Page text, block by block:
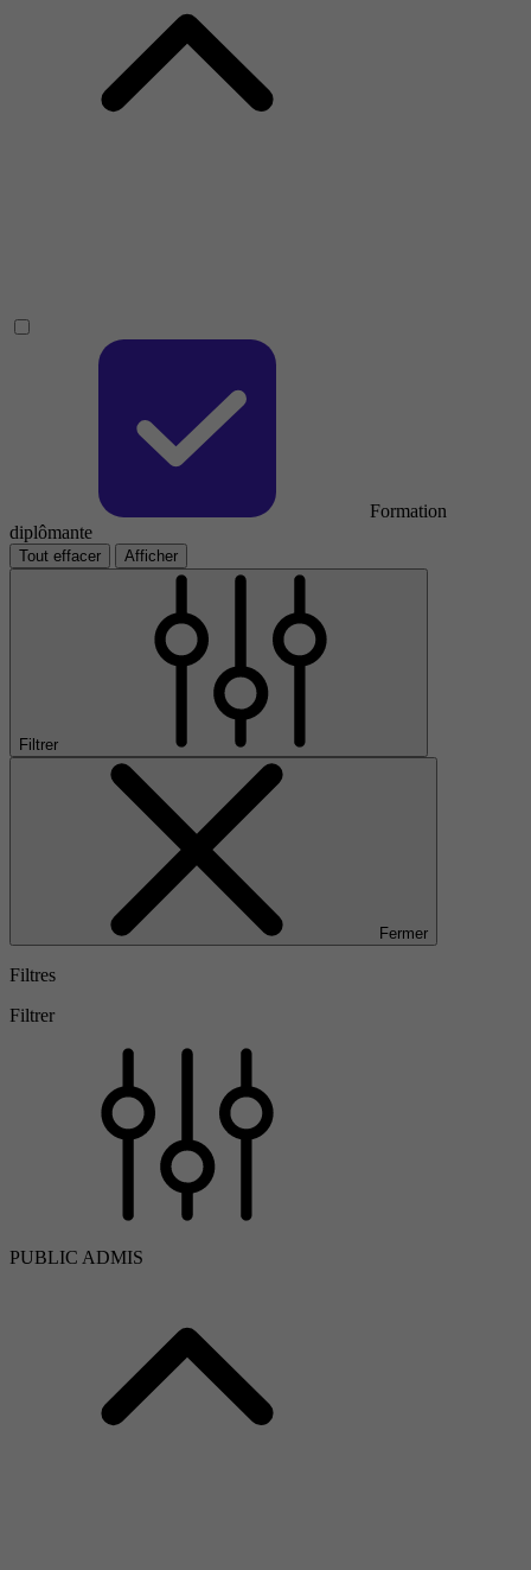
Formation
diplômante
Tout effacer Afficher
Filtrer
Fermer
Filtres
Filtrer
PUBLIC ADMIS